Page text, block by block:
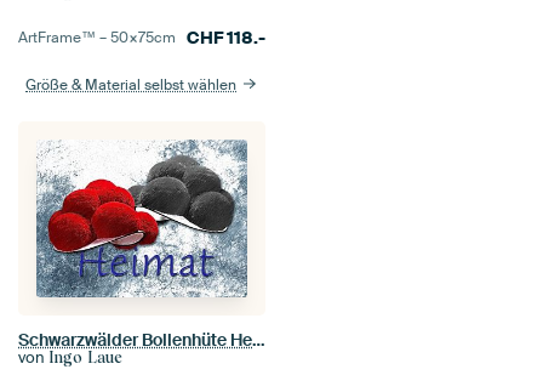
ArtFrame™ –50×75cm CHF118.-
Größe & Material selbst wählen
Schwarzwälder Bollenhüte Heimat ART 4.0
von Ingo Laue